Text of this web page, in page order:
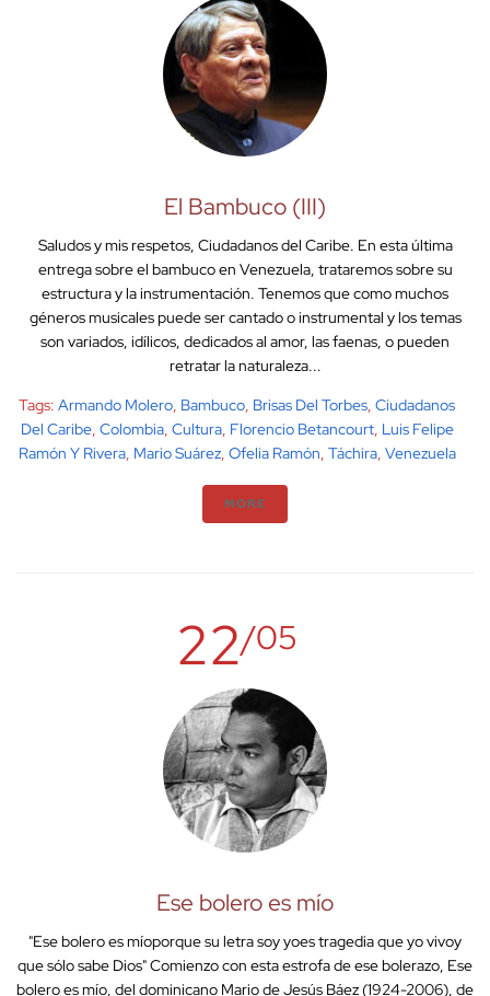
El Bambuco (III)
Saludos y mis respetos, Ciudadanos del Caribe. En esta última
entrega sobre el bambuco en Venezuela, trataremos sobre su
estructura y la instrumentación. Tenemos que como muchos
géneros musicales puede ser cantado o instrumental y los temas
son variados, idílicos, dedicados al amor, las faenas, o pueden
retratar la naturaleza...
Tags: Armando Molero, Bambuco, Brisas Del Torbes, Ciudadanos
Del Caribe, Colombia, Cultura, Florencio Betancourt, Luis Felipe
Ramón Y Rivera, Mario Suárez, Ofelia Ramón, Táchira, Venezuela
MORE
22/05
Ese bolero es mío
"Ese bolero es míoporque su letra soy yoes tragedia que yo vivoy
que sólo sabe Dios" Comienzo con esta estrofa de ese bolerazo, Ese
bolero es mío, del dominicano Mario de Jesús Báez (1924-2006), de